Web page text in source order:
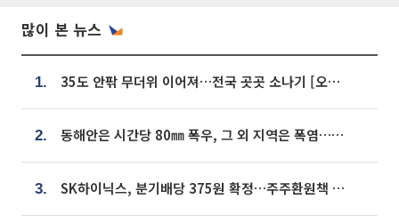
많이 본 뉴스
1. 35도 안팎 무더위 이어져…전국 곳곳 소나기 [오늘 날씨]
2. 동해안은 시간당 80㎜ 폭우, 그 외 지역은 폭염…‘극과 극 날씨’
3. SK하이닉스, 분기배당 375원 확정…주주환원책 9월로 앞당겨 발표